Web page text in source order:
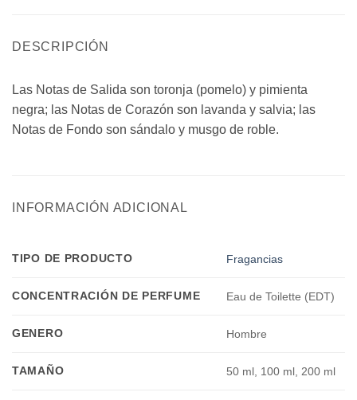
DESCRIPCIÓN
Las Notas de Salida son toronja (pomelo) y pimienta
negra; las Notas de Corazón son lavanda y salvia; las
Notas de Fondo son sándalo y musgo de roble.
INFORMACIÓN ADICIONAL
TIPO DE PRODUCTO Fragancias
CONCENTRACIÓN DE PERFUME Eau de Toilette (EDT)
GENERO Hombre
TAMAÑO 50 ml, 100 ml, 200 ml